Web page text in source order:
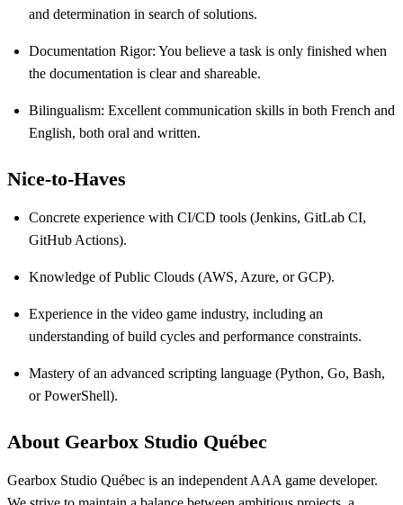
and determination in search of solutions.
Documentation Rigor: You believe a task is only finished when
the documentation is clear and shareable.
Bilingualism: Excellent communication skills in both French and
English, both oral and written.
Nice-to-Haves
Concrete experience with CI/CD tools (Jenkins, GitLab CI,
GitHub Actions).
Knowledge of Public Clouds (AWS, Azure, or GCP).
Experience in the video game industry, including an
understanding of build cycles and performance constraints.
Mastery of an advanced scripting language (Python, Go, Bash,
or PowerShell).
About Gearbox Studio Québec
Gearbox Studio Québec is an independent AAA game developer.